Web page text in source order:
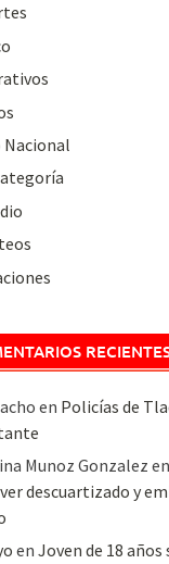
Nacional
en Policías de
Munoz Gonzalez en
descuartizado y
en Joven de 18 años